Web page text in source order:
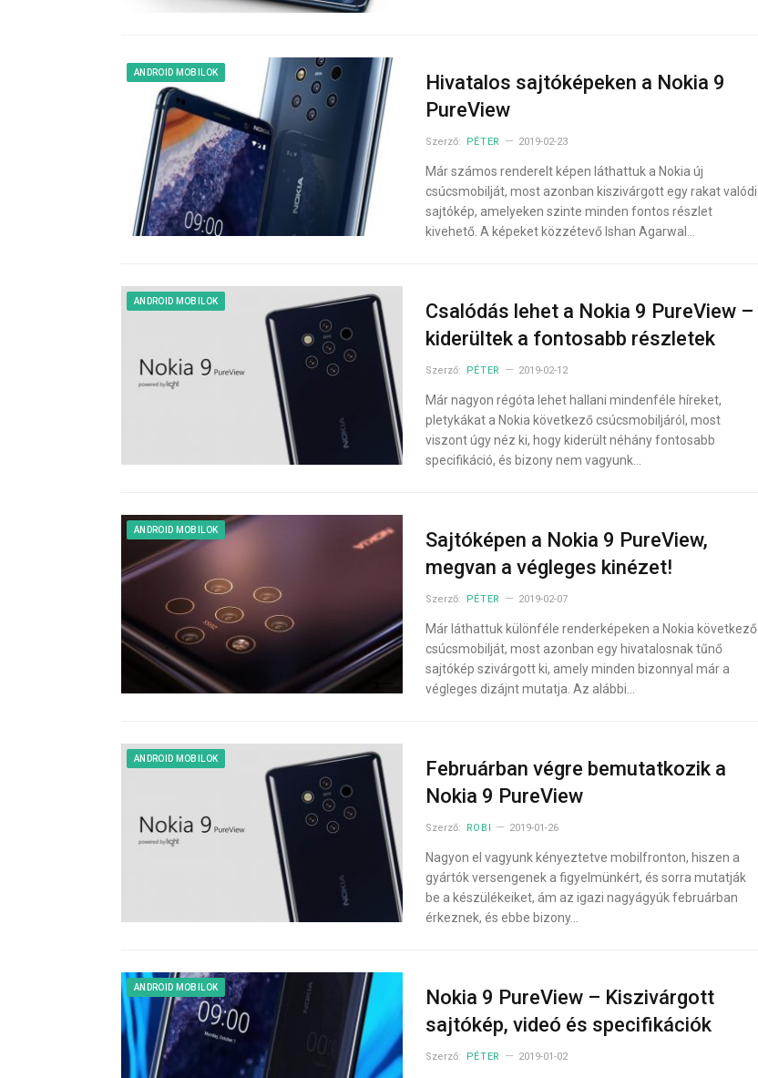
ANDROID MOBILOK
Hivatalos sajtóképeken a Nokia 9
PureView
Szerző: PÉTER 2019-02-23
Már számos renderelt képen láthattuk a Nokia új
csúcsmobilját, most azonban kiszivárgott egy rakat valódi
sajtókép, amelyeken szinte minden fontos részlet
kivehető. A képeket közzétevő Ishan Agarwal…
ANDROID MOBILOK
Csalódás lehet a Nokia 9 PureView –
kiderültek a fontosabb részletek
Szerző: PÉTER 2019-02-12
Már nagyon régóta lehet hallani mindenféle híreket,
pletykákat a Nokia következő csúcsmobiljáról, most
viszont úgy néz ki, hogy kiderült néhány fontosabb
specifikáció, és bizony nem vagyunk…
ANDROID MOBILOK
Sajtóképen a Nokia 9 PureView,
megvan a végleges kinézet!
Szerző: PÉTER 2019-02-07
Már láthattuk különféle renderképeken a Nokia következő
csúcsmobilját, most azonban egy hivatalosnak tűnő
sajtókép szivárgott ki, amely minden bizonnyal már a
végleges dizájnt mutatja. Az alábbi…
ANDROID MOBILOK
Februárban végre bemutatkozik a
Nokia 9 PureView
Szerző: ROBI 2019-01-26
Nagyon el vagyunk kényeztetve mobilfronton, hiszen a
gyártók versengenek a figyelmünkért, és sorra mutatják
be a készülékeiket, ám az igazi nagyágyúk februárban
érkeznek, és ebbe bizony…
ANDROID MOBILOK
Nokia 9 PureView – Kiszivárgott
sajtókép, videó és specifikációk
Szerző: PÉTER 2019-01-02